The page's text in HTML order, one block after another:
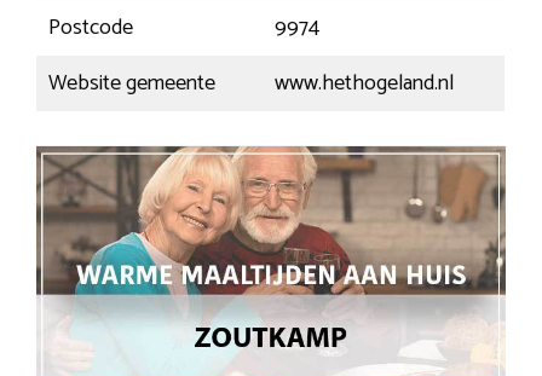
Postcode
9974
Website gemeente
www.hethogeland.nl